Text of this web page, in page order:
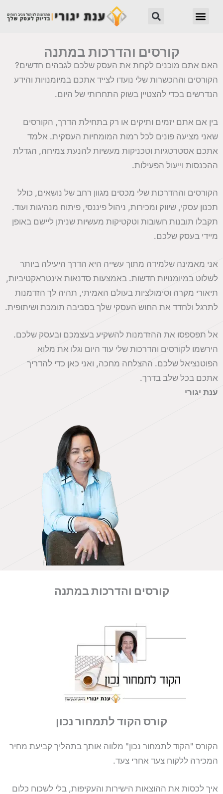
תפריט חיפוש
קורסים והדרכות במתנה
האם אתם מוכנים לקחת את העסק שלכם לגבהים חדשים?
הקורסים וההכשרות שלי נועדו לצייד אתכם במיומנויות והידע
הנדרשים בכדי להצטיין בשוק התחרותי של היום.
בין אם אתם יזמים ותיקים או רק בתחילת הדרך, הקורסים
שאני מציעה פונים לכל רמות המומחיות העסקית. אלמד
אתכם אסטרטגיות וטכניקות מעשיות להנעת צמיחה, הגדלת
ההכנסות וייעול הפעילות.
הקורסים וההדרכות שלי מכסים מגוון רחב של נושאים, כולל
תכנון עסקי, שיווק ומכירות, ניהול פיננסי, פיתוח מנהיגות ועוד.
תקבלו תובנות חשובות וטקטיקות מעשיות שניתן ליישם באופן
מיידי בעסק שלכם.
אני מאמינה שלמידה מתוך עשייה היא הדרך היעילה ביותר
לשלוט במיומנויות חדשות. באמצעות סדנאות אינטראקטיביות,
תיאורי מקרה וסימולציות בעולם האמיתי, תהיה לך הזדמנות
לתרגל ולחדד את החוש העסקי שלך בסביבה תומכת ושיתופית.
אל תפספסו את ההזדמנות להשקיע בעצמכם ובעסק שלכם.
הירשמו לקורסים והדרכות שלי עוד היום וגלו את מלוא
הפוטנציאל שלכם. ההצלחה מחכה, ואני כאן כדי להדריך
אתכם בכל שלב בדרך.
ענת יגורי
קורסים והדרכות במתנה
קורס הקוד לתמחור נכון
הקורס "הקוד לתמחור נכון" מלווה אותך בתהליך קביעת מחיר
המכירה ללקוח צעד אחרי צעד.
איך לכסות את ההוצאות הישירות והעקיפות, בלי לשכוח כלום